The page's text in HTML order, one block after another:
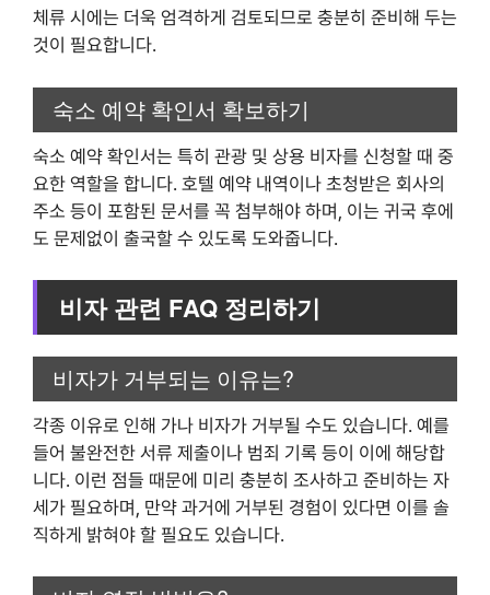
체류 시에는 더욱 엄격하게 검토되므로 충분히 준비해 두는
것이 필요합니다.
숙소 예약 확인서 확보하기
숙소 예약 확인서는 특히 관광 및 상용 비자를 신청할 때 중
요한 역할을 합니다. 호텔 예약 내역이나 초청받은 회사의
주소 등이 포함된 문서를 꼭 첨부해야 하며, 이는 귀국 후에
도 문제없이 출국할 수 있도록 도와줍니다.
비자 관련 FAQ 정리하기
비자가 거부되는 이유는?
각종 이유로 인해 가나 비자가 거부될 수도 있습니다. 예를
들어 불완전한 서류 제출이나 범죄 기록 등이 이에 해당합
니다. 이런 점들 때문에 미리 충분히 조사하고 준비하는 자
세가 필요하며, 만약 과거에 거부된 경험이 있다면 이를 솔
직하게 밝혀야 할 필요도 있습니다.